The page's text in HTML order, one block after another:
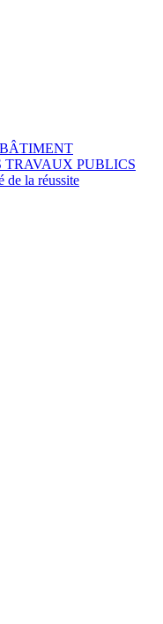
TRAVAUX PUBLICS
de la réussite